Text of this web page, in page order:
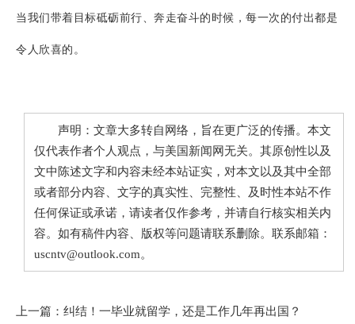
当我们带着目标砥砺前行、奔走奋斗的时候，每一次的付出都是
令人欣喜的。
声明：文章大多转自网络，旨在更广泛的传播。本文
仅代表作者个人观点，与美国新闻网无关。其原创性以及
文中陈述文字和内容未经本站证实，对本文以及其中全部
或者部分内容、文字的真实性、完整性、及时性本站不作
任何保证或承诺，请读者仅作参考，并请自行核实相关内
容。如有稿件内容、版权等问题请联系删除。联系邮箱：
uscntv@outlook.com。
上一篇： 纠结！一毕业就留学，还是工作几年再出国？